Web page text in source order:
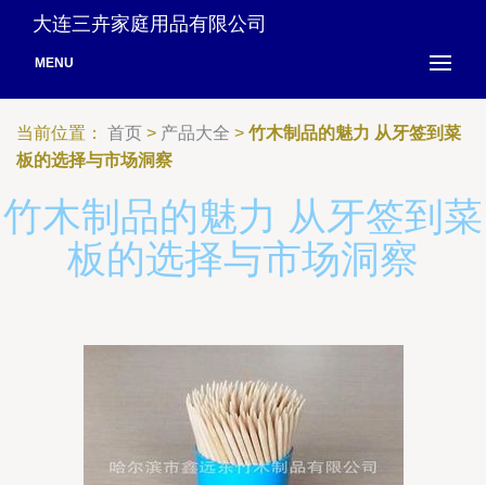
大连三卉家庭用品有限公司
MENU
当前位置： 首页 > 产品大全 > 竹木制品的魅力 从牙签到菜
板的选择与市场洞察
竹木制品的魅力 从牙签到菜
板的选择与市场洞察